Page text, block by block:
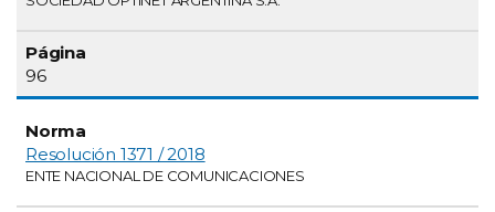
96
Resolución 1371 / 2018
ENTE NACIONAL DE COMUNICACIONES